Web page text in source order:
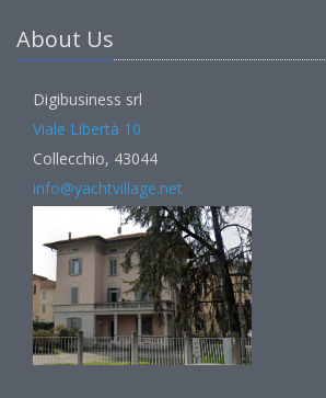
About Us
Digibusiness srl
Viale Libertà 10
Collecchio, 43044
info@yachtvillage.net